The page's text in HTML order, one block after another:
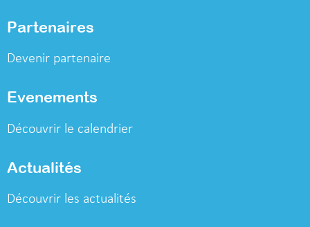
Partenaires
Devenir partenaire
Evenements
Découvrir le calendrier
Actualités
Découvrir les actualités